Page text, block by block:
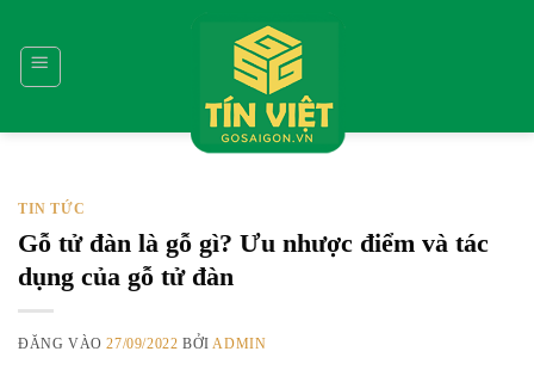
qua
nội
TIN TỨC
Gỗ tử đàn là gỗ gì? Ưu nhược điểm và tác
dụng của gỗ tử đàn
ĐĂNG VÀO27/09/2022 BỞI ADMIN